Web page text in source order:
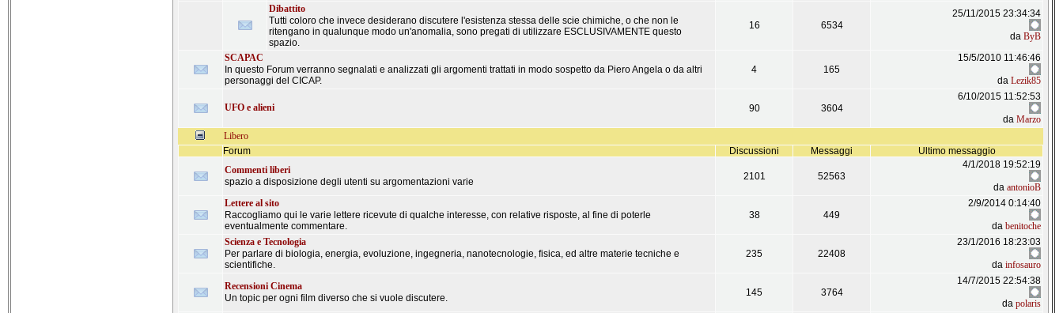
Dibattito
Tutti coloro che invece desiderano discutere l'esistenza stessa delle scie chimiche, o che non le
ritengano in qualunque modo un'anomalia, sono pregati di utilizzare ESCLUSIVAMENTE questo
spazio.
16 6534
25/11/2015 23:34:34
da ByB
SCAPAC
In questo Forum verranno segnalati e analizzati gli argomenti trattati in modo sospetto da Piero Angela o da altri
personaggi del CICAP.
4 165
15/5/2010 11:46:46
da Lezik85
UFO e alieni 90 3604
6/10/2015 11:52:53
da Marzo
Libero
Forum
Discussioni Messaggi
Ultimo messaggio
Commenti liberi
spazio a disposizione degli utenti su argomentazioni varie
2101 52563
4/1/2018 19:52:19
da antonioB
Lettere al sito
Raccogliamo qui le varie lettere ricevute di qualche interesse, con relative risposte, al fine di poterle
eventualmente commentare.
38 449
2/9/2014 0:14:40
da benitoche
Scienza e Tecnologia
Per parlare di biologia, energia, evoluzione, ingegneria, nanotecnologie, fisica, ed altre materie tecniche e
scientifiche.
235 22408
23/1/2016 18:23:03
da infosauro
Recensioni Cinema
Un topic per ogni film diverso che si vuole discutere.
145 3764
14/7/2015 22:54:38
da polaris